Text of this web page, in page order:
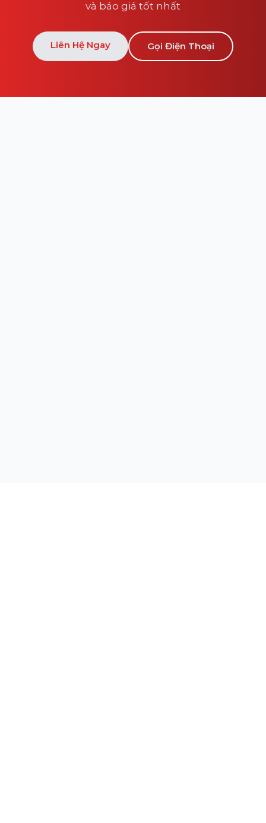
và báo giá tốt nhất
Liên Hệ Ngay Gọi Điện Thoại